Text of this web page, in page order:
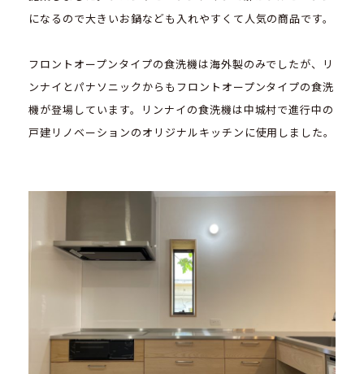
になるので大きいお鍋なども入れやすくて人気の商品です。
フロントオープンタイプの食洗機は海外製のみでしたが、リ
ンナイとパナソニックからもフロントオープンタイプの食洗
機が登場しています。リンナイの食洗機は中城村で進行中の
戸建リノベーションのオリジナルキッチンに使用しました。